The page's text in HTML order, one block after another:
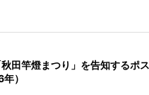
秋田竿燈まつり」を告知するポ
）